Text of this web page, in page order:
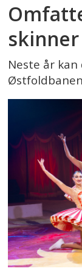
skinner
Neste år